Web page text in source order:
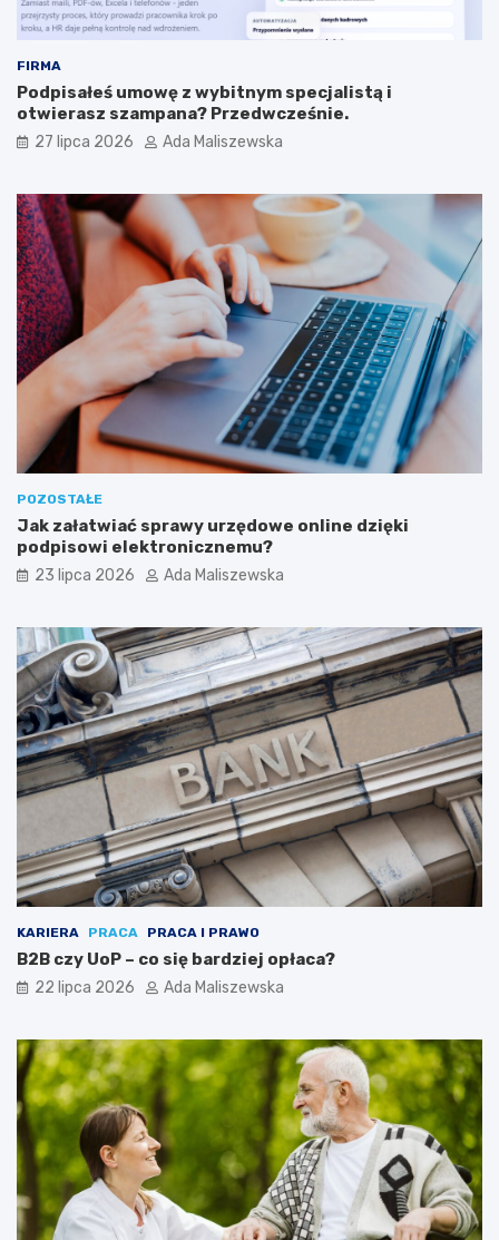
FIRMA
Podpisałeś umowę z wybitnym specjalistą i
otwierasz szampana? Przedwcześnie.
27 lipca 2026 Ada Maliszewska
POZOSTAŁE
Jak załatwiać sprawy urzędowe online dzięki
podpisowi elektronicznemu?
23 lipca 2026 Ada Maliszewska
KARIERA PRACA PRACA I PRAWO
B2B czy UoP – co się bardziej opłaca?
22 lipca 2026 Ada Maliszewska